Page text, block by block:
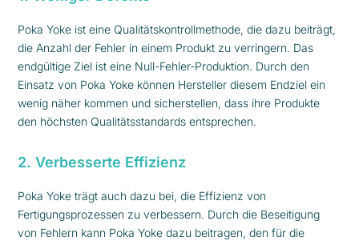
Poka Yoke ist eine Qualitätskontrollmethode, die dazu beiträgt,
die Anzahl der Fehler in einem Produkt zu verringern. Das
endgültige Ziel ist eine Null-Fehler-Produktion. Durch den
Einsatz von Poka Yoke können Hersteller diesem Endziel ein
wenig näher kommen und sicherstellen, dass ihre Produkte
den höchsten Qualitätsstandards entsprechen.
2. Verbesserte Effizienz
Poka Yoke trägt auch dazu bei, die Effizienz von
Fertigungsprozessen zu verbessern. Durch die Beseitigung
von Fehlern kann Poka Yoke dazu beitragen, den für die